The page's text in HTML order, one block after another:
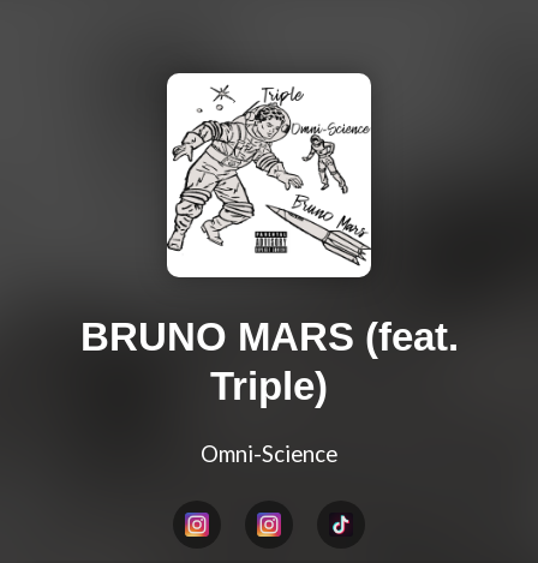
BRUNO MARS (feat.
Triple)
Omni-Science